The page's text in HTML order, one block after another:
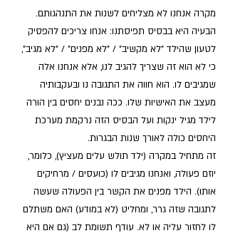
מקרה אנחנו לא מצליחים לשנות את התנהגותם.
הבעיה היא בבסיס תפיסתנו: אנחו צריכים להפסיק
לטעון שהילד "לא מקשיב" / "לא מפנים" / "לא מגיב",
כי לא הוא זה שצריך להגיב לנו, אלא אנחנו אלה
שמגיבים לו. הוא חווה את התגובה נו ובעקבותיה
מעצב את האישיות שלו. ככה נבנים יחסים בין הורה
לילד מגיל ינקות ועל הבסיס הזה נרקמת מערכת
היחסים כולה לאורך שנות הבגרות.
זה מתחיל במקרה (ילד תולש עלים מעציץ), כלומר,
יוזם פעולה, ואנחנו מגיבים לו (כועסים / מרחיקים
אותו). הילד מפנים את הקשר בין הפעולה שעשה
לתגובה שזה גרר, ומחליט (לא במודע) האם משתלם
לו לחזור עליה או לא. עודף תשומת לב (גם אם היא